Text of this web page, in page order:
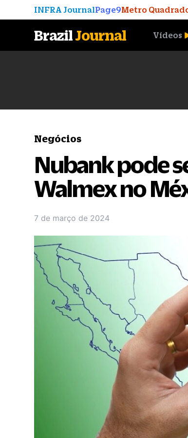
INFRA JournalPage9Metro
BrazilJournal Vídeos
Negócios
Nubank pode
Walmex no
7 de março de 2024